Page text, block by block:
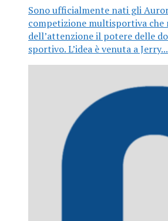
Sono ufficialmente nati gli
competizione multisportiva
dell’attenzione il potere delle
sportivo. L’idea è venuta a Jerry...